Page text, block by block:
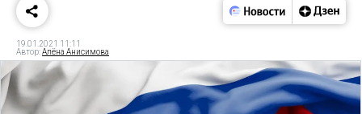
19.01.2021 11:11
Автор:Алёна Анисимова